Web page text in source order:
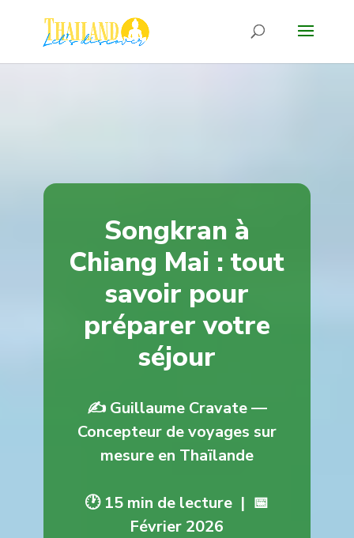
Songkran à
Chiang Mai : tout
savoir pour
préparer votre
séjour
✍️ Guillaume Cravate —
Concepteur de voyages sur
mesure en Thaïlande
🕐 15 min de lecture | 📅
Février 2026